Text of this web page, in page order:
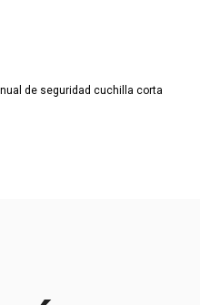
de seguridad cuchilla corta